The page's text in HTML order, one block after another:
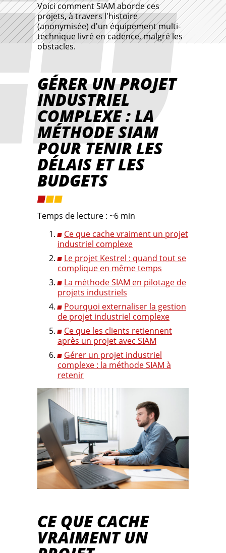
Voici comment SIAM aborde ces
projets, à travers l'histoire
(anonymisée) d'un équipement multi-
technique livré en cadence, malgré les
obstacles.
GÉRER UN PROJET
INDUSTRIEL
COMPLEXE : LA
MÉTHODE SIAM
POUR TENIR LES
DÉLAIS ET LES
BUDGETS
Temps de lecture : ~6 min
Ce que cache vraiment un projet
industriel complexe
Le projet Kestrel : quand tout se
complique en même temps
La méthode SIAM en pilotage de
projets industriels
Pourquoi externaliser la gestion
de projet industriel complexe
Ce que les clients retiennent
après un projet avec SIAM
Gérer un projet industriel
complexe : la méthode SIAM à
retenir
CE QUE CACHE
VRAIMENT UN